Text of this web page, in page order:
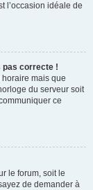
l’occasion idéale de
pas correcte !
horaire mais que
du serveur soit
ce
le forum, soit le
de demander à